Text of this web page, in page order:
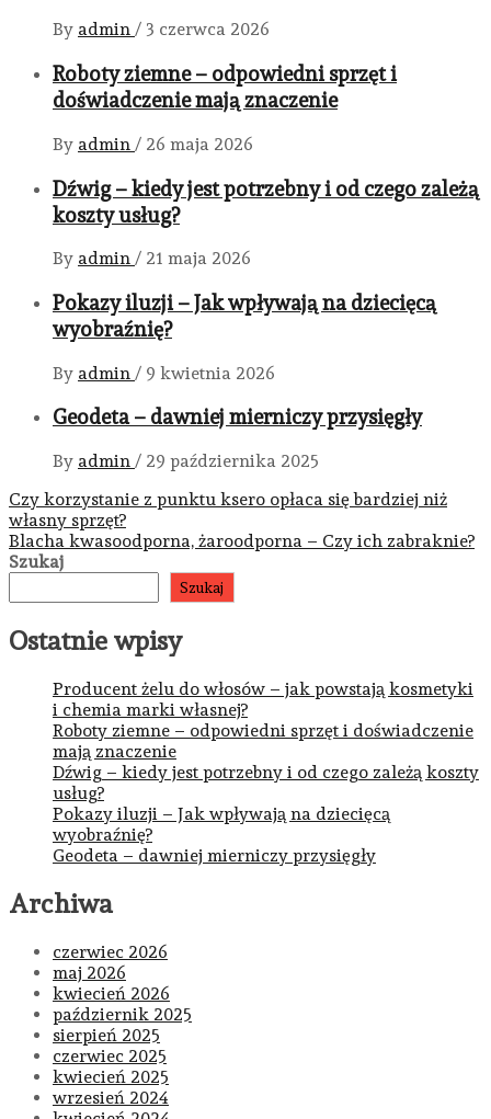
By admin / 3 czerwca 2026
Roboty ziemne – odpowiedni sprzęt i
doświadczenie mają znaczenie
By admin / 26 maja 2026
Dźwig – kiedy jest potrzebny i od czego zależą
koszty usług?
By admin / 21 maja 2026
Pokazy iluzji – Jak wpływają na dziecięcą
wyobraźnię?
By admin / 9 kwietnia 2026
Geodeta – dawniej mierniczy przysięgły
By admin / 29 października 2025
Nawigacja
wpisu
Czy korzystanie z punktu ksero opłaca się bardziej niż
własny sprzęt?
Blacha kwasoodporna, żaroodporna – Czy ich zabraknie?
Szukaj
Szukaj
Ostatnie wpisy
Producent żelu do włosów – jak powstają kosmetyki
i chemia marki własnej?
Roboty ziemne – odpowiedni sprzęt i doświadczenie
mają znaczenie
Dźwig – kiedy jest potrzebny i od czego zależą koszty
usług?
Pokazy iluzji – Jak wpływają na dziecięcą
wyobraźnię?
Geodeta – dawniej mierniczy przysięgły
Archiwa
czerwiec 2026
maj 2026
kwiecień 2026
październik 2025
sierpień 2025
czerwiec 2025
kwiecień 2025
wrzesień 2024